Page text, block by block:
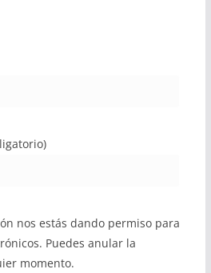
nos estás dando permiso para
Puedes anular la
momento.